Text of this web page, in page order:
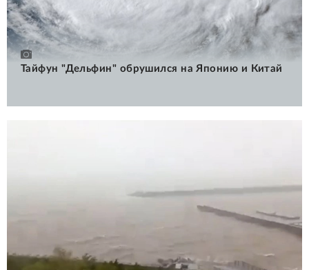
Тайфун "Дельфин" обрушился на Японию и Китай